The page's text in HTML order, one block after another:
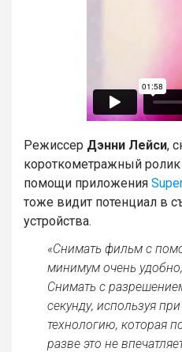
Режиссер Дэнни Лейси,
короткометражный ролик
помощи приложения
тоже видит потенциал в
устройства.
«Снимать фильм с
минимум очень
Снимать с
секунду, используя
технологию, которая
разве это не